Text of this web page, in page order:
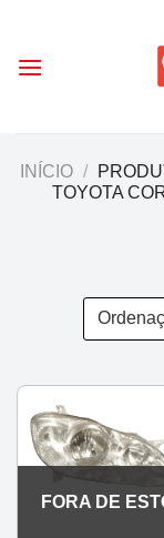
content
INÍCIO /
TOYOTA
FORA DE